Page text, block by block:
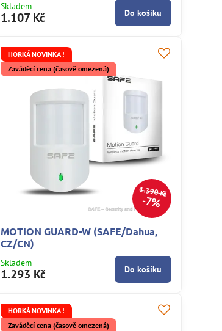
Skladem
1.107 Kč Do košíku
1.390 Kč
7%
HORKÁ NOVINKA !
Zaváděcí cena (časově omezená)
MOTION GUARD-W (SAFE/Dahua,
CZ/CN)
Skladem
1.293 Kč Do košíku
HORKÁ NOVINKA !
Zaváděcí cena (časově omezená)